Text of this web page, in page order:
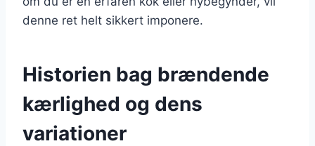
denne ret helt sikkert imponere.
Historien bag brændende
kærlighed og dens
variationer